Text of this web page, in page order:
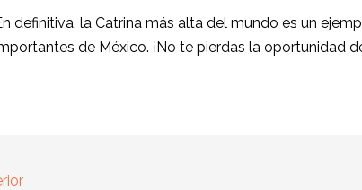
definitiva, la Catrina más alta del mundo es un
de México. ¡No te pierdas la oportunidad